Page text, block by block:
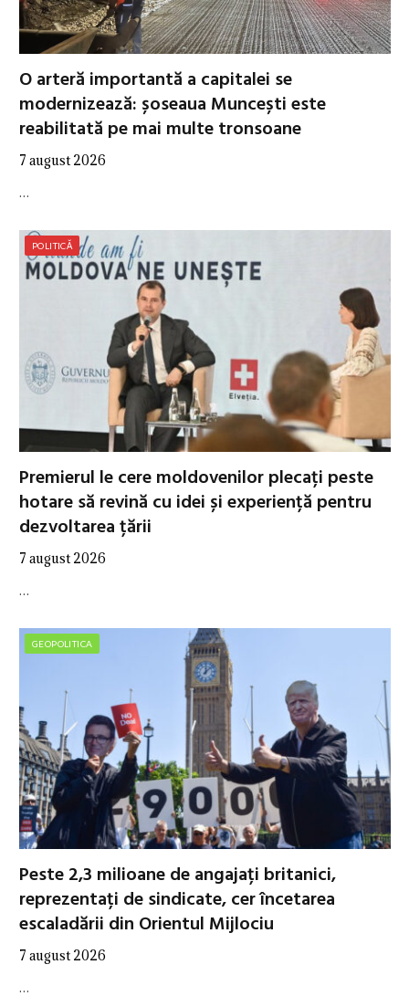
O arteră importantă a capitalei se
modernizează: șoseaua Muncești este
reabilitată pe mai multe tronsoane
7 august 2026
…
POLITICĂ
Premierul le cere moldovenilor plecați peste
hotare să revină cu idei și experiență pentru
dezvoltarea țării
7 august 2026
…
GEOPOLITICA
Peste 2,3 milioane de angajați britanici,
reprezentați de sindicate, cer încetarea
escaladării din Orientul Mijlociu
7 august 2026
…